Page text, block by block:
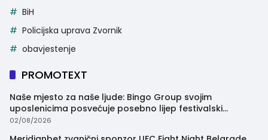
BiH
Policijska uprava Zvornik
obavjestenje
PROMOTEXT
Naše mjesto za naše ljude: Bingo Group svojim
uposlenicima posvećuje posebno lijep festivalski
trenutak
02/08/2026